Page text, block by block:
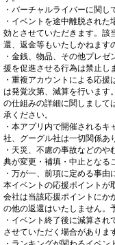
・バーチャルライバーに関し
・イベントを途中離脱され
効とさせていただきます。該
還、返金等もいたしかねます
・金銭、物品、その他プレ
援を促進させる行為は禁止し
・重複アカウントによる応
は発覚次第、減算を行います
の仕組みの詳細に関しまして
承ください。
・本アプリ内で開催される
社、グーグル社は一切関係あ
・天災、不慮の事故などの
典が変更・補填・中止となる
・万が一、前項に定める事
本イベントの応援ポイントが
会社は当該応援ポイントにか
の他の返還はいたしません。
・イベント終了後に減算さ
させていただく場合がありま